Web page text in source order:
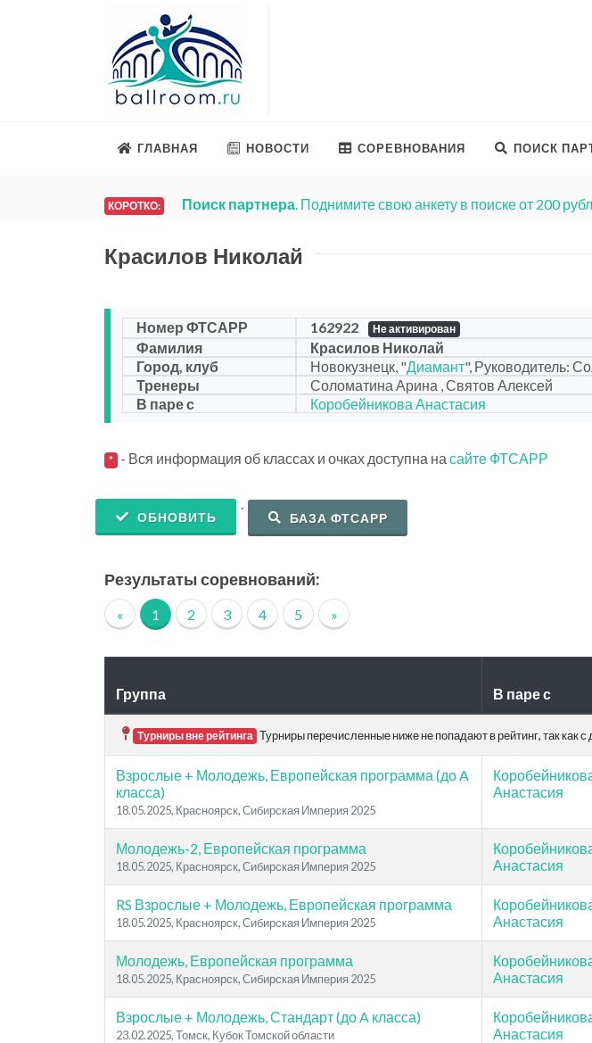
ГЛАВНАЯ НОВОСТИ СОРЕВНОВАНИЯ ПОИСК
КОРОТКО: Поиск партнера. Поднимите свою анкету в поиске от 200
Красилов Николай
Номер ФТСАРР 162922 Не активирован
Фамилия
Красилов Николай
Город, клуб
Новокузнецк, "Диамант", Руководитель:
Тренеры
Соломатина Арина , Святов Алексей
В паре с
Коробейникова Анастасия
* - Вся информация об классах и очках доступна на сайте ФТСАРР
ОБНОВИТЬ
.
БАЗА ФТСАРР
Результаты соревнований:
« 1 2 3 4 5 »
Группа В паре с
Турниры вне рейтинга Турниры перечисленные ниже не попадают в рейтинг, так как
Взрослые + Молодежь, Европейская программа (до A
класса)
18.05.2025, Красноярск, Сибирская Империя 2025
Анастасия
Молодежь-2, Европейская программа
18.05.2025, Красноярск, Сибирская Империя 2025
Анастасия
RS Взрослые + Молодежь, Европейская программа
18.05.2025, Красноярск, Сибирская Империя 2025
Анастасия
Молодежь, Европейская программа
18.05.2025, Красноярск, Сибирская Империя 2025
Анастасия
Взрослые + Молодежь, Стандарт (до A класса)
23.02.2025, Томск, Кубок Томской области
Анастасия